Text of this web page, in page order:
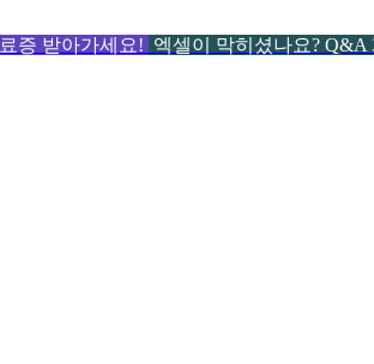
증 받아가세요! 엑셀이 막히셨나요? Q&A